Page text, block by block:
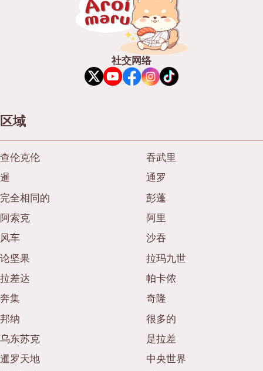
社交网络
区域
查伦克伦
吞武里
暹
通罗
完全相同的
彭蓬
阿索克
阿里
风车
沙吞
论坚果
拉玛九世
拉差达
帕卡侬
奔集
奇隆
邦纳
很多的
乌东苏克
是拉差
暹罗天地
中央世界